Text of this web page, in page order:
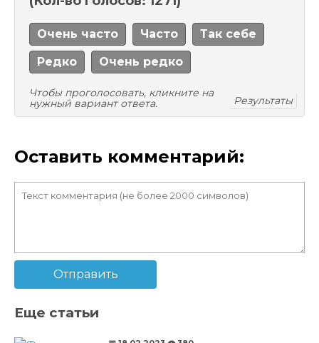
Очень часто Часто Так себе
Редко Очень редко
Чтобы проголосовать, кликните на
нужный вариант ответа.
Результаты
Оставить комментарий:
Отправить
Еще статьи